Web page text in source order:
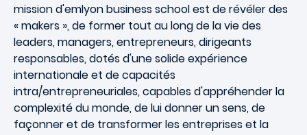
mission d'emlyon business school est de révéler des
« makers », de former tout au long de la vie des
leaders, managers, entrepreneurs, dirigeants
responsables, dotés d'une solide expérience
internationale et de capacités
intra/entrepreneuriales, capables d'appréhender la
complexité du monde, de lui donner un sens, de
façonner et de transformer les entreprises et la